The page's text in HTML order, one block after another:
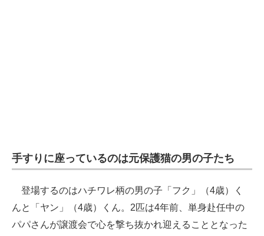
手すりに座っているのは元保護猫の男の子たち
登場するのはハチワレ柄の男の子「フク」（4歳）く
んと「ヤン」（4歳）くん。2匹は4年前、単身赴任中の
パパさんが譲渡会で心を撃ち抜かれ迎えることとなった